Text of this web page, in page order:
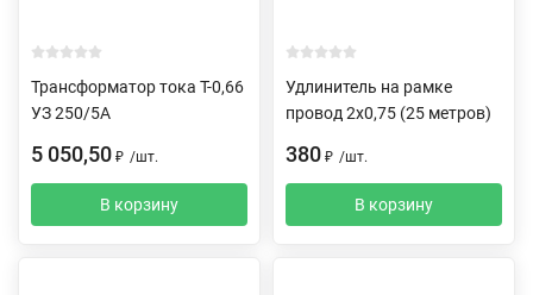
Трансформатор тока Т-0,66
УЗ 250/5А
5 050,50 ₽ /шт.
В корзину
Удлинитель на рамке
провод 2х0,75 (25 метров)
380 ₽ /шт.
В корзину